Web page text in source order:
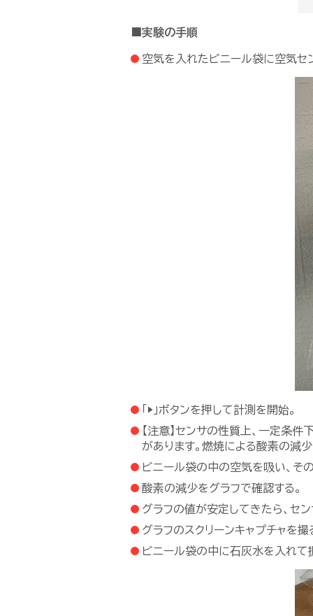
■実験の手順
空気を入れたビニール袋に空気セ
「▶」ボタンを押して計測を開始。
【注意】センサの性質上、一定条
があります。燃焼による酸素の減
ビニール袋の中の空気を吸い、そ
酸素の減少をグラフで確認する。
グラフの値が安定してきたら、セ
グラフのスクリーンキャプチャを撮
ビニール袋の中に石灰水を入れて